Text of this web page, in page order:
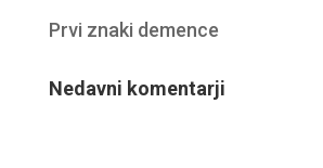
Prvi znaki demence
Nedavni komentarji